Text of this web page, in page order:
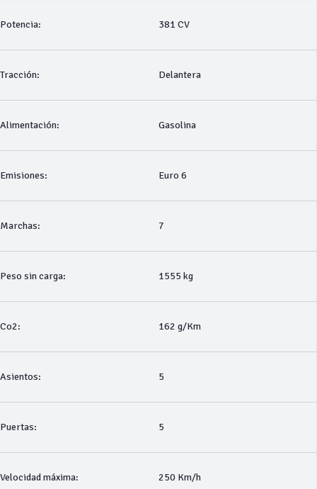
Potencia: 381 CV
Tracción: Delantera
Alimentación: Gasolina
Emisiones: Euro 6
Marchas: 7
Peso sin carga: 1555 kg
Co2: 162 g/Km
Asientos: 5
Puertas: 5
Velocidad máxima: 250 Km/h